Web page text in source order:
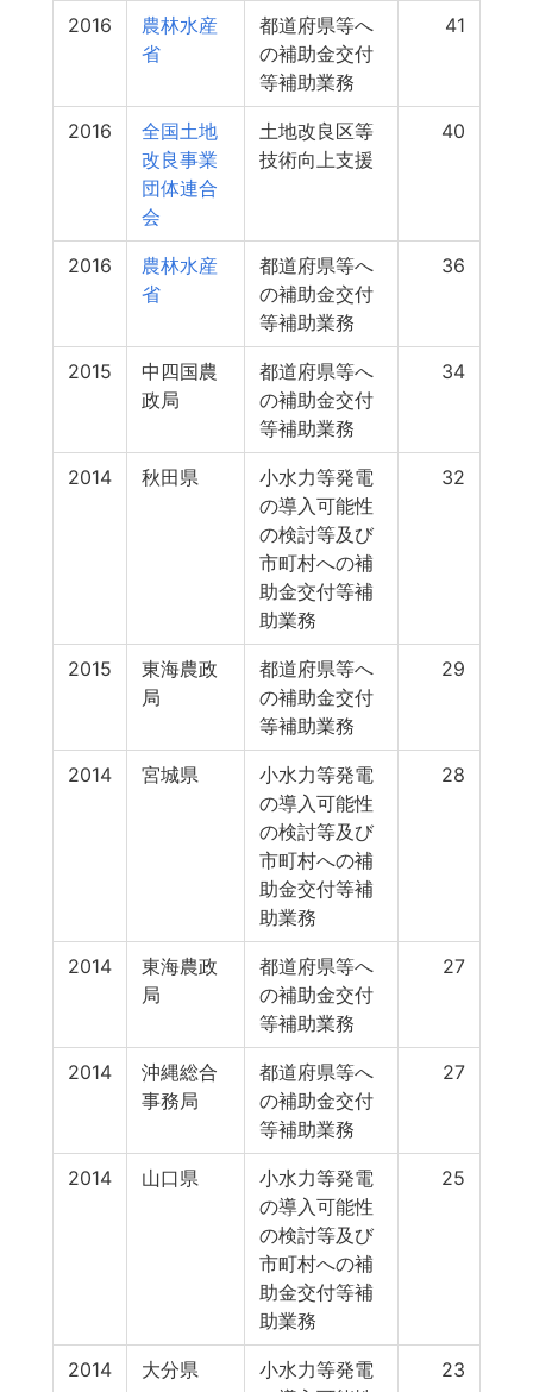
2016
農林水産
省
都道府県等へ
の補助金交付
等補助業務
41
2016
全国土地
改良事業
団体連合
会
土地改良区等
技術向上支援
40
2016
農林水産
省
都道府県等へ
の補助金交付
等補助業務
36
2015
中四国農
政局
都道府県等へ
の補助金交付
等補助業務
34
2014 秋田県
小水力等発電
の導入可能性
の検討等及び
市町村への補
助金交付等補
助業務
32
2015
東海農政
局
都道府県等へ
の補助金交付
等補助業務
29
2014 宮城県
小水力等発電
の導入可能性
の検討等及び
市町村への補
助金交付等補
助業務
28
2014
東海農政
局
都道府県等へ
の補助金交付
等補助業務
27
2014
沖縄総合
事務局
都道府県等へ
の補助金交付
等補助業務
27
2014 山口県
小水力等発電
の導入可能性
の検討等及び
市町村への補
助金交付等補
助業務
25
2014 大分県
小水力等発電
23